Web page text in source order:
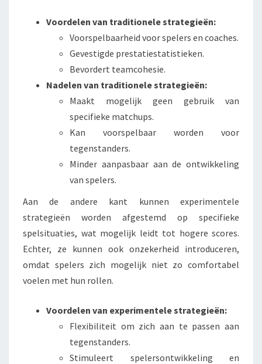
Voordelen van traditionele strategieën:
Voorspelbaarheid voor spelers en coaches.
Gevestigde prestatiestatistieken.
Bevordert teamcohesie.
Nadelen van traditionele strategieën:
Maakt mogelijk geen gebruik van
specifieke matchups.
Kan voorspelbaar worden voor
tegenstanders.
Minder aanpasbaar aan de ontwikkeling
van spelers.
Aan de andere kant kunnen experimentele
strategieën worden afgestemd op specifieke
spelsituaties, wat mogelijk leidt tot hogere scores.
Echter, ze kunnen ook onzekerheid introduceren,
omdat spelers zich mogelijk niet zo comfortabel
voelen met hun rollen.
Voordelen van experimentele strategieën:
Flexibiliteit om zich aan te passen aan
tegenstanders.
Stimuleert spelersontwikkeling en